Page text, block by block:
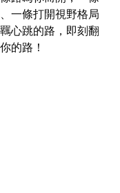
一條打開視野格局
心跳的路，即刻翻
的路！